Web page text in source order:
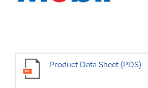
Product Data Sheet (PDS)